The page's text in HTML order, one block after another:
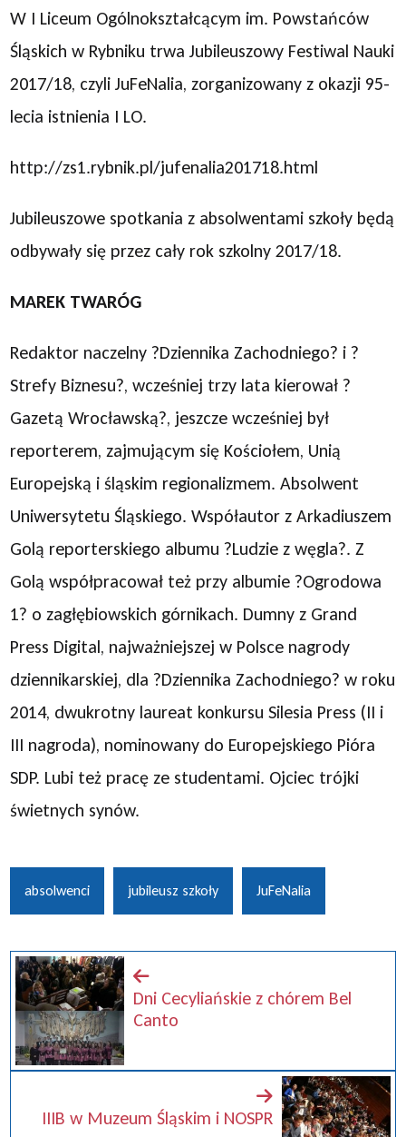
W I Liceum Ogólnokształcącym im. Powstańców
Śląskich w Rybniku trwa Jubileuszowy Festiwal Nauki
2017/18, czyli JuFeNalia, zorganizowany z okazji 95-
lecia istnienia I LO.
http://zs1.rybnik.pl/jufenalia201718.html
Jubileuszowe spotkania z absolwentami szkoły będą
odbywały się przez cały rok szkolny 2017/18.
MAREK TWARÓG
Redaktor naczelny ?Dziennika Zachodniego? i ?
Strefy Biznesu?, wcześniej trzy lata kierował ?
Gazetą Wrocławską?, jeszcze wcześniej był
reporterem, zajmującym się Kościołem, Unią
Europejską i śląskim regionalizmem. Absolwent
Uniwersytetu Śląskiego. Współautor z Arkadiuszem
Golą reporterskiego albumu ?Ludzie z węgla?. Z
Golą współpracował też przy albumie ?Ogrodowa
1? o zagłębiowskich górnikach. Dumny z Grand
Press Digital, najważniejszej w Polsce nagrody
dziennikarskiej, dla ?Dziennika Zachodniego? w roku
2014, dwukrotny laureat konkursu Silesia Press (II i
III nagroda), nominowany do Europejskiego Pióra
SDP. Lubi też pracę ze studentami. Ojciec trójki
świetnych synów.
absolwenci jubileusz szkoły JuFeNalia
Dni Cecyliańskie z chórem Bel
Canto
IIIB w Muzeum Śląskim i NOSPR